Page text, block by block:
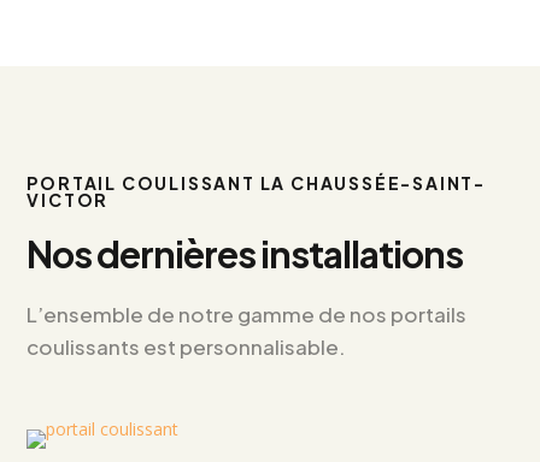
PORTAIL COULISSANT LA CHAUSSÉE-SAINT-
VICTOR
Nos dernières installations
L’ensemble de notre gamme de nos portails
coulissants est personnalisable.